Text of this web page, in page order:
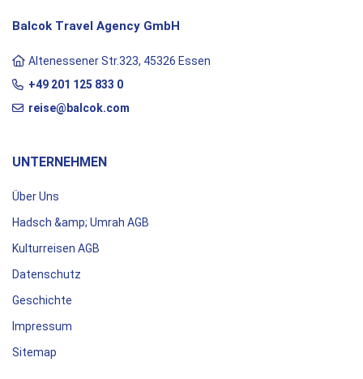
Balcok Travel Agency GmbH
Altenessener Str.323, 45326 Essen
+49 201 125 833 0
reise@balcok.com
UNTERNEHMEN
Über Uns
Hadsch &amp; Umrah AGB
Kulturreisen AGB
Datenschutz
Geschichte
Impressum
Sitemap